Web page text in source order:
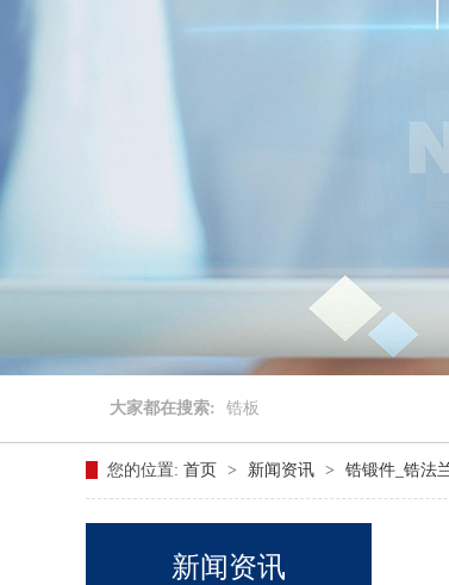
大家都在搜索: 锆板
您的位置: 首页 > 新闻资讯 > 锆锻件_锆法
新闻资讯